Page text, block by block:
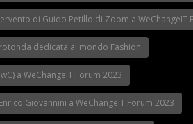
di Guido Petillo di Zoom a WeChangeIT
dedicata al mondo Fashion
a WeChangeIT Forum 2023
Giovannini a WeChangeIT Forum 2023